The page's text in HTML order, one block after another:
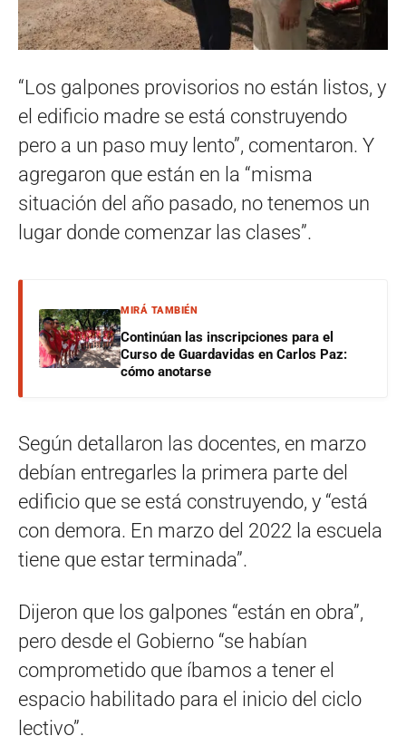
“Los galpones provisorios no están listos, y
el edificio madre se está construyendo
pero a un paso muy lento”, comentaron. Y
agregaron que están en la “misma
situación del año pasado, no tenemos un
lugar donde comenzar las clases”.
MIRÁ TAMBIÉN
Continúan las inscripciones para el
Curso de Guardavidas en Carlos Paz:
cómo anotarse
Según detallaron las docentes, en marzo
debían entregarles la primera parte del
edificio que se está construyendo, y “está
con demora. En marzo del 2022 la escuela
tiene que estar terminada”.
Dijeron que los galpones “están en obra”,
pero desde el Gobierno “se habían
comprometido que íbamos a tener el
espacio habilitado para el inicio del ciclo
lectivo”.